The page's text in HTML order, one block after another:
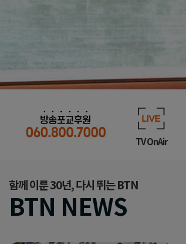
TV OnAir
함께 이룬 30년, 다시 뛰는 BTN
BTN NEWS